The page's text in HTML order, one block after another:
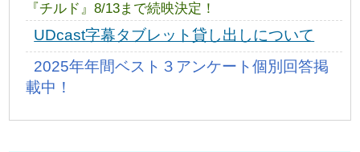
『チルド』8/13まで続映決定！
UDcast字幕タブレット貸し出しについて
2025年年間ベスト３アンケート個別回答掲
載中！